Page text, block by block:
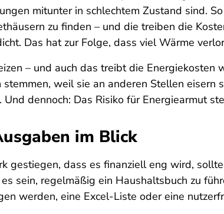
mitunter in schlechtem Zustand sind.
zu finden – und die treiben die
Das hat zur Folge, dass viel Wärme
– und auch das treibt die Energiekosten
weil sie an anderen Stellen eisern
dennoch: Das Risiko für Energiearmut
im Blick
gestiegen, dass es finanziell eng wird,
sein, regelmäßig ein Haushaltsbuch zu
werden, eine Excel-Liste oder eine